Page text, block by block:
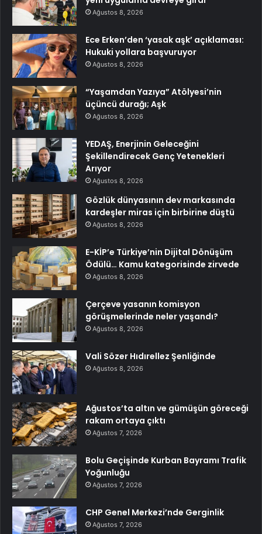
Ağustos 8, 2026
Ece Erken’den ‘yasak aşk’ açıklaması:
Hukuki yollara başvuruyor
Ağustos 8, 2026
“Yaşamdan Yazıya” Atölyesi’nin
üçüncü durağı; Aşk
Ağustos 8, 2026
YEDAŞ, Enerjinin Geleceğini
Şekillendirecek Genç Yetenekleri
Arıyor
Ağustos 8, 2026
Gözlük dünyasının dev markasında
kardeşler miras için birbirine düştü
Ağustos 8, 2026
E-KİP’e Türkiye’nin Dijital Dönüşüm
Ödülü… Kamu kategorisinde zirvede
Ağustos 8, 2026
Çerçeve yasanın komisyon
görüşmelerinde neler yaşandı?
Ağustos 8, 2026
Vali Sözer Hıdırellez Şenliğinde
Ağustos 8, 2026
Ağustos’ta altın ve gümüşün göreceği
rakam ortaya çıktı
Ağustos 7, 2026
Bolu Geçişinde Kurban Bayramı Trafik
Yoğunluğu
Ağustos 7, 2026
CHP Genel Merkezi’nde Gerginlik
Ağustos 7, 2026